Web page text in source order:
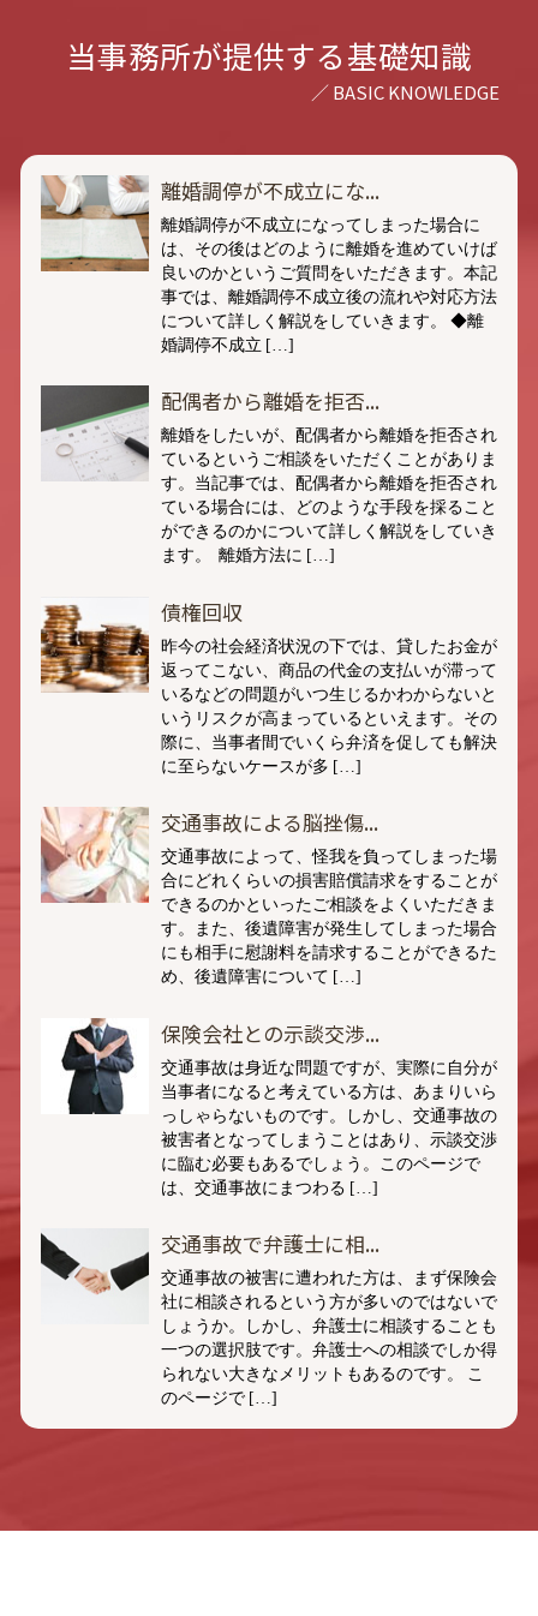
当事務所が提供する基礎知識
離婚調停が不成立にな...
離婚調停が不成立になってしまった場合に
は、その後はどのように離婚を進めていけば
良いのかというご質問をいただきます。本記
事では、離婚調停不成立後の流れや対応方法
について詳しく解説をしていきます。 ◆離
婚調停不成立 […]
配偶者から離婚を拒否...
離婚をしたいが、配偶者から離婚を拒否され
ているというご相談をいただくことがありま
す。当記事では、配偶者から離婚を拒否され
ている場合には、どのような手段を採ること
ができるのかについて詳しく解説をしていき
ます。 離婚方法に […]
債権回収
昨今の社会経済状況の下では、貸したお金が
返ってこない、商品の代金の支払いが滞って
いるなどの問題がいつ生じるかわからないと
いうリスクが高まっているといえます。その
際に、当事者間でいくら弁済を促しても解決
に至らないケースが多 […]
交通事故による脳挫傷...
交通事故によって、怪我を負ってしまった場
合にどれくらいの損害賠償請求をすることが
できるのかといったご相談をよくいただきま
す。また、後遺障害が発生してしまった場合
にも相手に慰謝料を請求することができるた
め、後遺障害について […]
保険会社との示談交渉...
交通事故は身近な問題ですが、実際に自分が
当事者になると考えている方は、あまりいら
っしゃらないものです。しかし、交通事故の
被害者となってしまうことはあり、示談交渉
に臨む必要もあるでしょう。このページで
は、交通事故にまつわる […]
交通事故で弁護士に相...
交通事故の被害に遭われた方は、まず保険会
社に相談されるという方が多いのではないで
しょうか。しかし、弁護士に相談することも
一つの選択肢です。弁護士への相談でしか得
られない大きなメリットもあるのです。 こ
のページで […]